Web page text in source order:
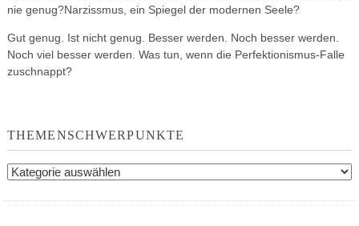
nie genug?Narzissmus, ein Spiegel der modernen Seele?
Gut genug. Ist nicht genug. Besser werden. Noch besser werden.
Noch viel besser werden. Was tun, wenn die Perfektionismus-Falle
zuschnappt?
THEMENSCHWERPUNKTE
Themenschwerpunkte